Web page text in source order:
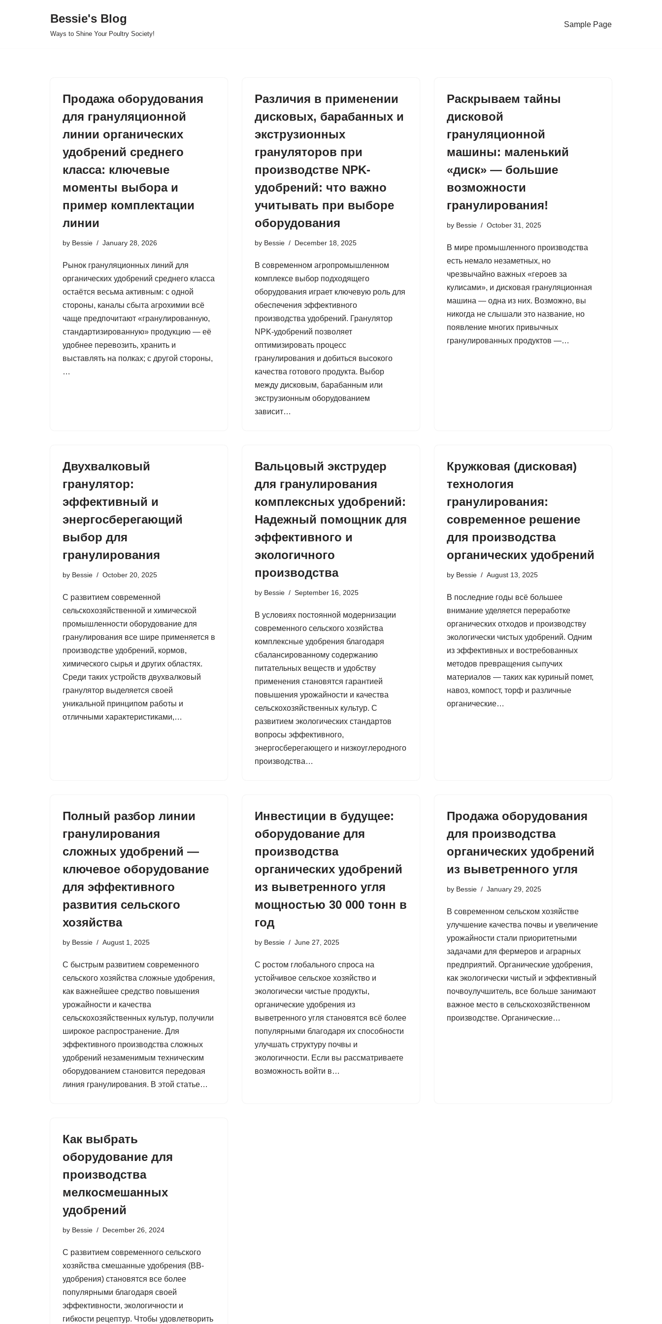
Bessie's Blog
Ways to Shine Your Poultry Society!
Sample Page
Продажа оборудования
для грануляционной
линии органических
удобрений среднего
класса: ключевые
моменты выбора и
пример комплектации
линии
by Bessie January 28, 2026
Рынок грануляционных линий для
органических удобрений среднего класса
остаётся весьма активным: с одной
стороны, каналы сбыта агрохимии всё
чаще предпочитают «гранулированную,
стандартизированную» продукцию — её
удобнее перевозить, хранить и
выставлять на полках; с другой стороны,
…
Различия в применении
дисковых, барабанных и
экструзионных
грануляторов при
производстве NPK-
удобрений: что важно
учитывать при выборе
оборудования
by Bessie December 18, 2025
В современном агропромышленном
комплексе выбор подходящего
оборудования играет ключевую роль для
обеспечения эффективного
производства удобрений. Гранулятор
NPK-удобрений позволяет
оптимизировать процесс
гранулирования и добиться высокого
качества готового продукта. Выбор
между дисковым, барабанным или
экструзионным оборудованием
зависит…
Раскрываем тайны
дисковой
грануляционной
машины: маленький
«диск» — большие
возможности
гранулирования!
by Bessie October 31, 2025
В мире промышленного производства
есть немало незаметных, но
чрезвычайно важных «героев за
кулисами», и дисковая грануляционная
машина — одна из них. Возможно, вы
никогда не слышали это название, но
появление многих привычных
гранулированных продуктов —…
Двухвалковый
гранулятор:
эффективный и
энергосберегающий
выбор для
гранулирования
by Bessie October 20, 2025
С развитием современной
сельскохозяйственной и химической
промышленности оборудование для
гранулирования все шире применяется в
производстве удобрений, кормов,
химического сырья и других областях.
Среди таких устройств двухвалковый
гранулятор выделяется своей
уникальной принципом работы и
отличными характеристиками,…
Вальцовый экструдер
для гранулирования
комплексных удобрений:
Надежный помощник для
эффективного и
экологичного
производства
by Bessie September 16, 2025
В условиях постоянной модернизации
современного сельского хозяйства
комплексные удобрения благодаря
сбалансированному содержанию
питательных веществ и удобству
применения становятся гарантией
повышения урожайности и качества
сельскохозяйственных культур. С
развитием экологических стандартов
вопросы эффективного,
энергосберегающего и низкоуглеродного
производства…
Кружковая (дисковая)
технология
гранулирования:
современное решение
для производства
органических удобрений
by Bessie August 13, 2025
В последние годы всё большее
внимание уделяется переработке
органических отходов и производству
экологически чистых удобрений. Одним
из эффективных и востребованных
методов превращения сыпучих
материалов — таких как куриный помет,
навоз, компост, торф и различные
органические…
Полный разбор линии
гранулирования
сложных удобрений —
ключевое оборудование
для эффективного
развития сельского
хозяйства
by Bessie August 1, 2025
С быстрым развитием современного
сельского хозяйства сложные удобрения,
как важнейшее средство повышения
урожайности и качества
сельскохозяйственных культур, получили
широкое распространение. Для
эффективного производства сложных
удобрений незаменимым техническим
оборудованием становится передовая
линия гранулирования. В этой статье…
Инвестиции в будущее:
оборудование для
производства
органических удобрений
из выветренного угля
мощностью 30 000 тонн в
год
by Bessie June 27, 2025
С ростом глобального спроса на
устойчивое сельское хозяйство и
экологически чистые продукты,
органические удобрения из
выветренного угля становятся всё более
популярными благодаря их способности
улучшать структуру почвы и
экологичности. Если вы рассматриваете
возможность войти в…
Продажа оборудования
для производства
органических удобрений
из выветренного угля
by Bessie January 29, 2025
В современном сельском хозяйстве
улучшение качества почвы и увеличение
урожайности стали приоритетными
задачами для фермеров и аграрных
предприятий. Органические удобрения,
как экологически чистый и эффективный
почвоулучшитель, все больше занимают
важное место в сельскохозяйственном
производстве. Органические…
Как выбрать
оборудование для
производства
мелкосмешанных
удобрений
by Bessie December 26, 2024
С развитием современного сельского
хозяйства смешанные удобрения (BB-
удобрения) становятся все более
популярными благодаря своей
эффективности, экологичности и
гибкости рецептур. Чтобы удовлетворить